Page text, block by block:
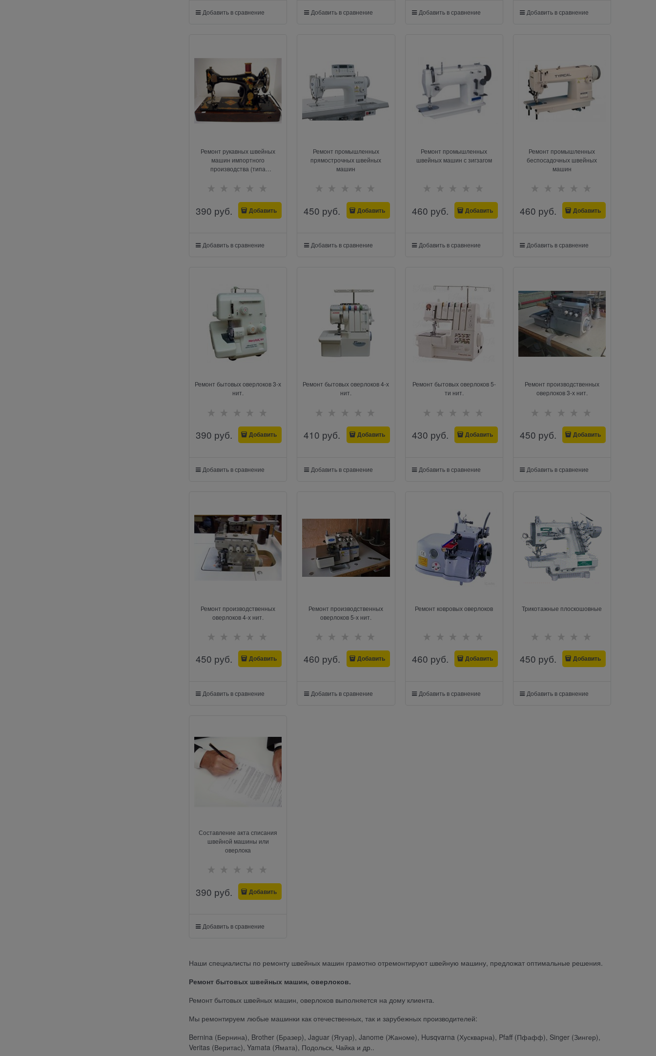
Добавить в сравнение Добавить в сравнение Добавить в сравнение Добавить в сравнение
Ремонт рукавных швейных
машин импортного
производства (типа
390 руб. Добавить
Добавить в сравнение
Ремонт промышленных
прямострочных швейных
машин
450 руб. Добавить
Добавить в сравнение
Ремонт промышленных
швейных машин с зигзагом
460 руб. Добавить
Добавить в сравнение
Ремонт промышленных
беспосадочных швейных
машин
460 руб. Добавить
Добавить в сравнение
Ремонт бытовых оверлоков 3-х
нит.
390 руб. Добавить
Добавить в сравнение
Ремонт бытовых оверлоков 4-х
нит.
410 руб. Добавить
Добавить в сравнение
Ремонт бытовых оверлоков 5-
ти нит.
430 руб. Добавить
Добавить в сравнение
Ремонт производственных
оверлоков 3-х нит.
450 руб. Добавить
Добавить в сравнение
Ремонт производственных
оверлоков 4-х нит.
450 руб. Добавить
Добавить в сравнение
Ремонт производственных
оверлоков 5-х нит.
460 руб. Добавить
Добавить в сравнение
Ремонт ковровых оверлоков
460 руб. Добавить
Добавить в сравнение
Трикотажные плоскошовные
450 руб. Добавить
Добавить в сравнение
Составление акта списания
швейной машины или
оверлока
390 руб. Добавить
Добавить в сравнение
Наши специалисты по ремонту швейных машин грамотно отремонтируют швейную машину, предложат оптимальные решения.
Ремонт бытовых швейных машин, оверлоков.
Ремонт бытовых швейных машин, оверлоков выполняется на дому клиента.
Мы ремонтируем любые машинки как отечественных, так и зарубежных производителей:
Bernina (Бернина), Brother (Бразер), Jaguar (Ягуар), Janome (Жаноме), Husqvarna (Хускварна), Pfaff (Пфафф), Singer (Зингер),
Veritas (Веритас), Yamata (Ямата), Подольск, Чайка и др..